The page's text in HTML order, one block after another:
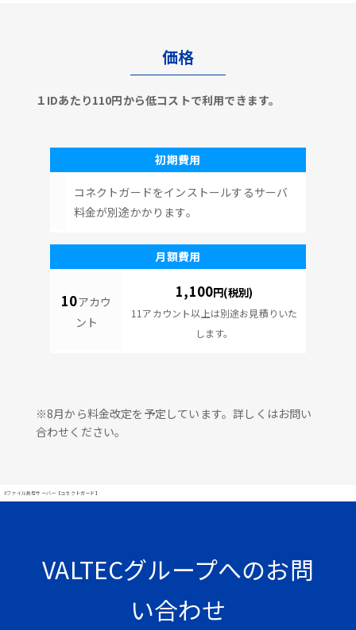
価格
１IDあたり110円から低コストで利用できます。
初期費用
コネクトガードをインストールするサーバ
料金が別途かかります。
月額費用
10アカウ
ント
1,100円(税別)
11アカウント以上は別途お見積りいた
します。
※8月から料金改定を予定しています。詳しくはお問い
合わせください。
#ファイル共有サーバー【コネクトガード】
VALTECグループへのお問
い合わせ